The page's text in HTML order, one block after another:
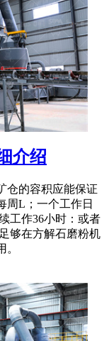
介绍
仓的容积应能保证
周L；一个工作日
工作36小时：或者
够在方解石磨粉机